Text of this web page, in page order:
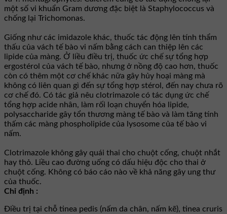
một số vi khuẩn Gram dương đặc biệt là Staphylococcus và
chống lại Trichomonas.
Giống như các imidazole khác, thuốc tác động lên tính thẩm
thấu của vách tế bào vi nấm bằng cách can thiệp lên các
lipide của màng. Ở liều điều trị, thuốc ức chế sự tổng hợp
ergostérol của vách tế bào, nhưng ở nồng độ cao hơn, thuốc
còn có thêm một cơ chế khác nữa gây hủy hoại màng mà
không có liên quan gì đến sự tổng hợp stérol, đến nay chưa rõ
cơ chế đó. Có tác giả nêu clotrimazole có tác dụng ức chế
tổng hợp acide nhân, làm rối loạn chuyển hóa lipide,
polysaccharide gây tổn thương màng tế bào và làm tăng tính
thấm các màng phospholipide của lysosome của tế bào vi
nấm.
Clotrimazole không gây quái thai cho chuột cống, chuột nhắt
hay thỏ. Liều cao đường uống có dấu hiệu độc cho thai ở
chuột cống. Không có báo cáo nào về khả năng gây ung thư
của thuốc.
Chỉ định :
Ðiều trị tại chỗ tinea pedis (nấm da chân, nấm kẽ), tinea cruris